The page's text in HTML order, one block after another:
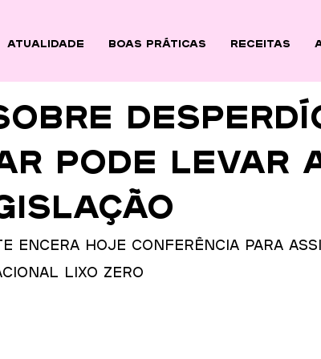
ATUALIDADE BOAS PRÁTICAS Receitas
pode levar
encera hoje conferência para
Lixo Zero